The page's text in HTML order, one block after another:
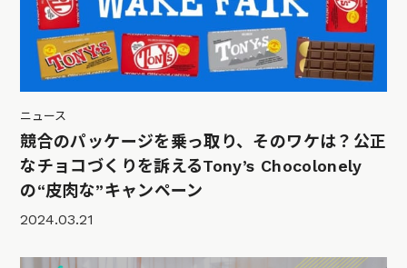
ニュース
競合のパッケージを乗っ取り、そのワケは？公正
なチョコづくりを訴えるTony’s Chocolonely
の“皮肉な”キャンペーン
2024.03.21